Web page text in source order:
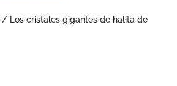
/ Los cristales gigantes de halita de